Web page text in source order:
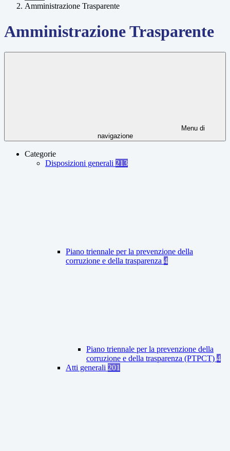
Amministrazione Trasparente
Amministrazione Trasparente
Menu di
navigazione
Categorie
Disposizioni generali 213
Piano triennale per la prevenzione della
corruzione e della trasparenza 4
Piano triennale per la prevenzione della
corruzione e della trasparenza (PTPCT) 4
Atti generali 201